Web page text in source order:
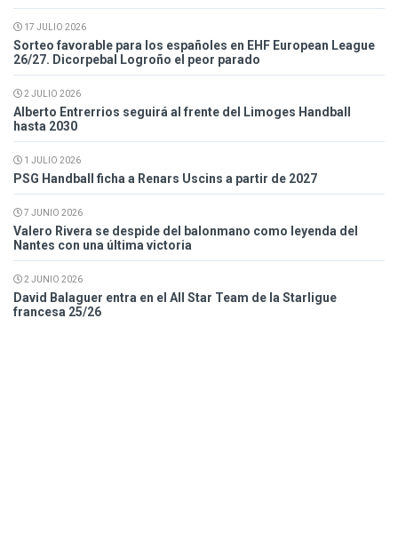
17 JULIO 2026
Sorteo favorable para los españoles en EHF European League
26/27. Dicorpebal Logroño el peor parado
2 JULIO 2026
Alberto Entrerrios seguirá al frente del Limoges Handball
hasta 2030
1 JULIO 2026
PSG Handball ficha a Renars Uscins a partir de 2027
7 JUNIO 2026
Valero Rivera se despide del balonmano como leyenda del
Nantes con una última victoria
2 JUNIO 2026
David Balaguer entra en el All Star Team de la Starligue
francesa 25/26